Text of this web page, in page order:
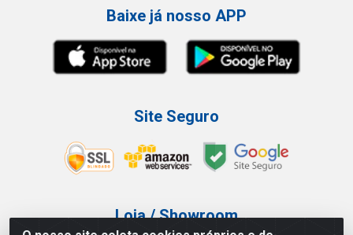
Baixe já nosso APP
Site Seguro
Loja / Showroom